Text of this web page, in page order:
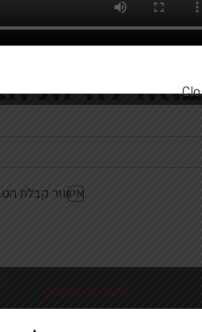
רוצים להתעדכן
בואו להיות
אישור קבלת
לינקים נפוצים